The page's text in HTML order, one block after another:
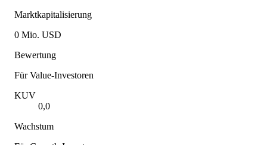
Marktkapitalisierung
0 Mio. USD
Bewertung
Für Value-Investoren
KUV
0,0
Wachstum